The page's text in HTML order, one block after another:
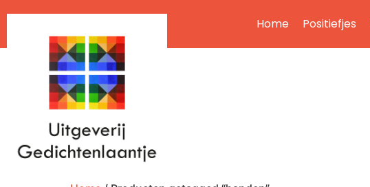
Home Positiefjes